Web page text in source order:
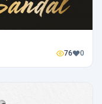
76 0